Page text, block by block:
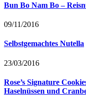
Bun Bo Nam Bo –
09/11/2016
Selbstgemachtes Nutella
23/03/2016
Rose’s Signature
Haselnüssen und